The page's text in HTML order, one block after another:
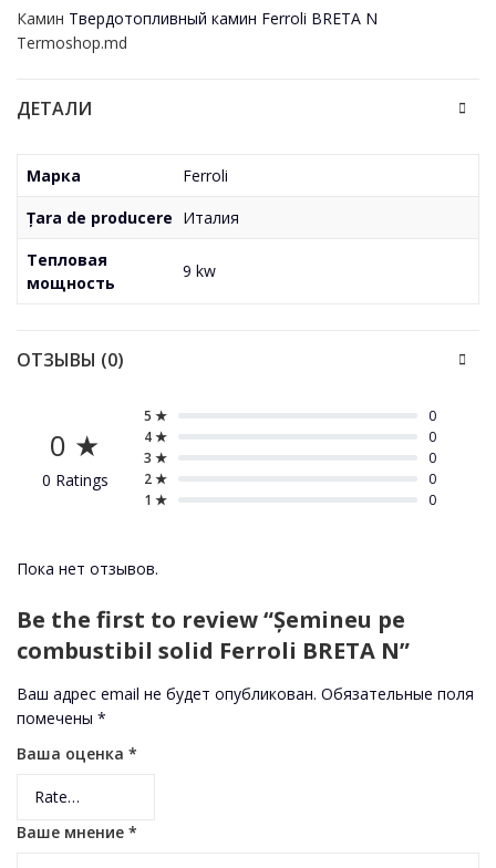
Камин Твердотопливный камин Ferroli BRETA N
Termoshop.md
ДЕТАЛИ
Марка
Ferroli
Țara de producere Италия
Тепловая
мощность
9 kw
ОТЗЫВЫ (0)
0 ★
0 Ratings
5 ★
0
4 ★
0
3 ★
0
2 ★
0
1 ★
0
Пока нет отзывов.
Be the first to review “Șemineu pe
combustibil solid Ferroli BRETA N”
Ваш адрес email не будет опубликован. Обязательные поля
помечены *
Ваша оценка *
Ваше мнение *